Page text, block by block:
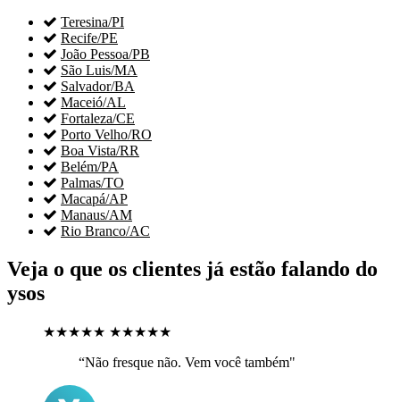
 Teresina/PI
 Recife/PE
 João Pessoa/PB
 São Luis/MA
 Salvador/BA
 Maceió/AL
 Fortaleza/CE
 Porto Velho/RO
 Boa Vista/RR
 Belém/PA
 Palmas/TO
 Macapá/AP
 Manaus/AM
 Rio Branco/AC
Veja o que os clientes já estão falando do
ysos
★★★★★ ★★★★★
“Não fresque não. Vem você também"